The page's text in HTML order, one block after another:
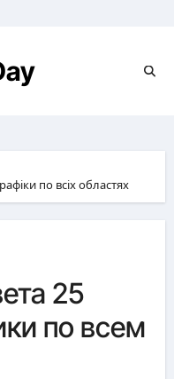
по всіх областях
25
по всем